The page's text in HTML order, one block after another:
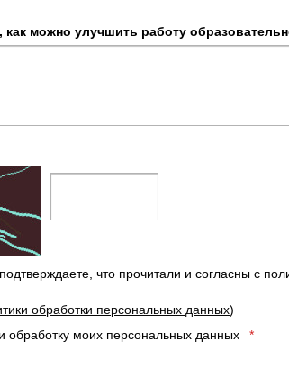
как можно улучшить работу
что прочитали и согласны с
обработки персональных данных)
обработку моих персональных данных
*